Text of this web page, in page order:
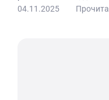
04.11.2025